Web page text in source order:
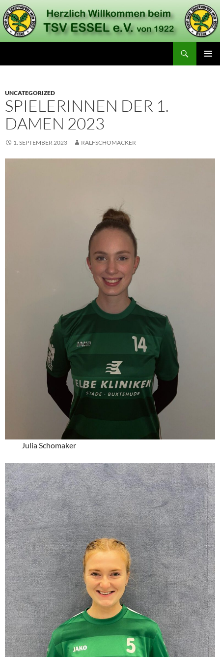
Zum
Inhalt
springen
UNCATEGORIZED
SPIELERINNEN DER 1.
DAMEN 2023
1. SEPTEMBER 2023 RALFSCHOMACKER
Julia Schomaker